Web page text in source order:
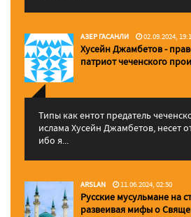
АЗЕР ГАСАНЛИ 02.09.2024,
Хусейн Джамбетов -
патриот чеченского
Типы как ентот предатель
ислама Хусейн Джамбетов, несет
ибо я...
ARSLAN 11.06.2024, 02:50
Русские мусульмане на
pазвеивая мифы о